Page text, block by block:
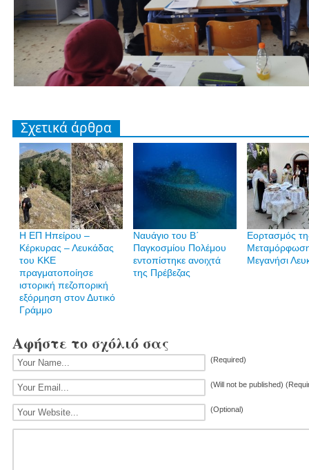
Σχετικά άρθρα
Η ΕΠ Ηπείρου –
Κέρκυρας – Λευκάδας
του ΚΚΕ
πραγματοποίησε
ιστορική πεζοπορική
εξόρμηση στον Δυτικό
Γράμμο
Ναυάγιο του Β΄
Παγκοσμίου Πολέμου
εντοπίστηκε ανοιχτά
της Πρέβεζας
Εορτασμός
Μεγανήσι
Αφήστε το σχόλιό σας
(Required)
(Will not be published)
(Optional)